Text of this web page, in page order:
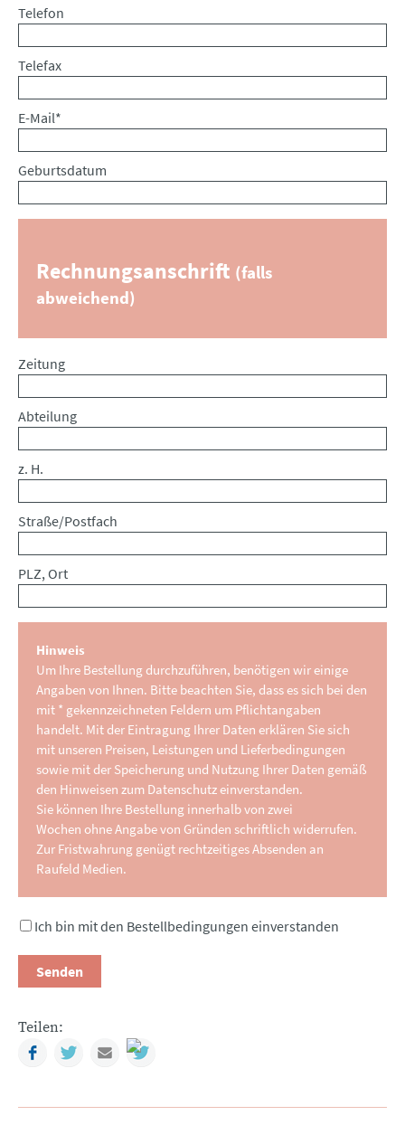
Telefon
Telefax
Pflichtfeld
E-Mail*
Geburtsdatum
Rechnungsanschrift (falls
abweichend)
Zeitung
Abteilung
z. H.
Straße/Postfach
PLZ, Ort
Hinweis
Um Ihre Bestellung durchzuführen, benötigen wir einige
Angaben von Ihnen. Bitte beachten Sie, dass es sich bei den
mit * gekennzeichneten Feldern um Pflichtangaben
handelt. Mit der Eintragung Ihrer Daten erklären Sie sich
mit unseren Preisen, Leistungen und Lieferbedingungen
sowie mit der Speicherung und Nutzung Ihrer Daten gemäß
den Hinweisen zum Datenschutz einverstanden.
Sie können Ihre Bestellung innerhalb von zwei
Wochen ohne Angabe von Gründen schriftlich widerrufen.
Zur Fristwahrung genügt rechtzeitiges Absenden an
Raufeld Medien.
Ich bin mit den Bestellbedingungen einverstanden
Senden
Teilen:
FacebookTwitterMail